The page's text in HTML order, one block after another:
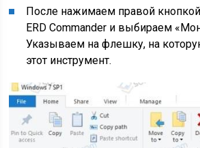
После нажимаем правой
ERD Commander и выбираем
Указываем на флешку, на
этот инструмент.